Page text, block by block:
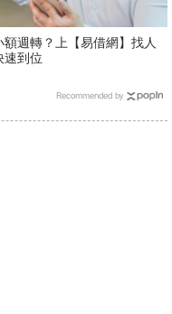
額週轉？上【易借網】找人
速到位
Recommended by